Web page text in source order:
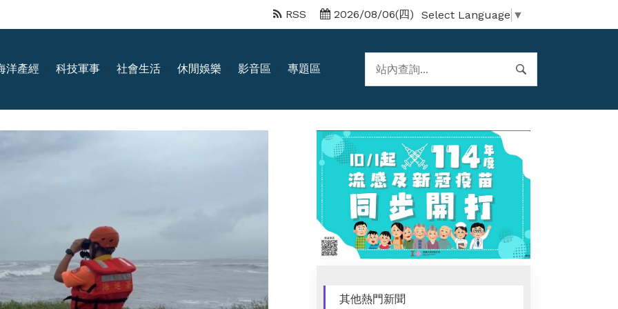
Select Language ▼
2026/08/06(四)
RSS
洋產經 科技軍事 社會生活 休閒娛樂 影音區 專題區
其他熱門新聞